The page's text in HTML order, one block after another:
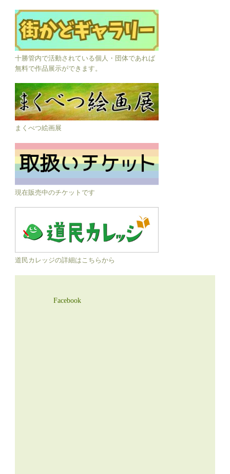
十勝管内で活動されている個人・団体であれば
無料で作品展示ができます。
まくべつ絵画展
現在販売中のチケットです
道民カレッジの詳細はこちらから
Facebook